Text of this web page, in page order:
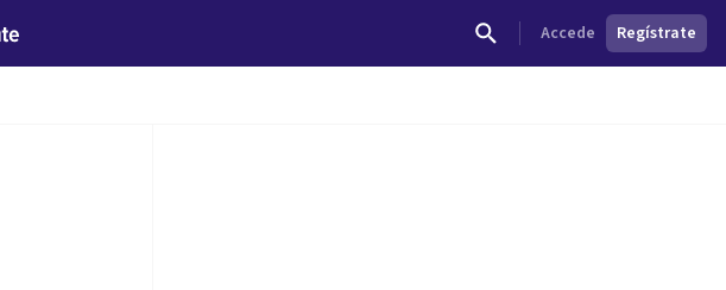
Accede Regístrate